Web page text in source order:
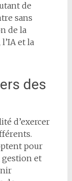
de
sans
de la
et la
des
d’exercer
pour
gestion et